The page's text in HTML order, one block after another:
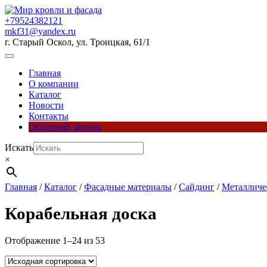
Перейти
к
содержимому
+79524382121
mkf31@yandex.ru
г. Старый Оскол, ул. Троицкая, 61/1
Кнопка
ОткрытьГлавная
О компании
Каталог
Новости
Контакты
Обратный звонок
Кнопка
Закрыть
Искать
×
Главная /Каталог /Фасадные материалы /Сайдинг /
Корабельная доска
Отображение 1–24 из 53